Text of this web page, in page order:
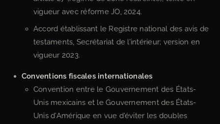
vigueur avec réforme JO, 2024.
Accord établissant le Registre national des avis de
testaments, Secrétariat de l’intérieur; version en
vigueur 2023.
Conventions fiscales internationales
Convention entre le Gouvernement des États-
Unis mexicains et le Gouvernement des États-
Unis d’Amérique en vue d’éviter les doubles